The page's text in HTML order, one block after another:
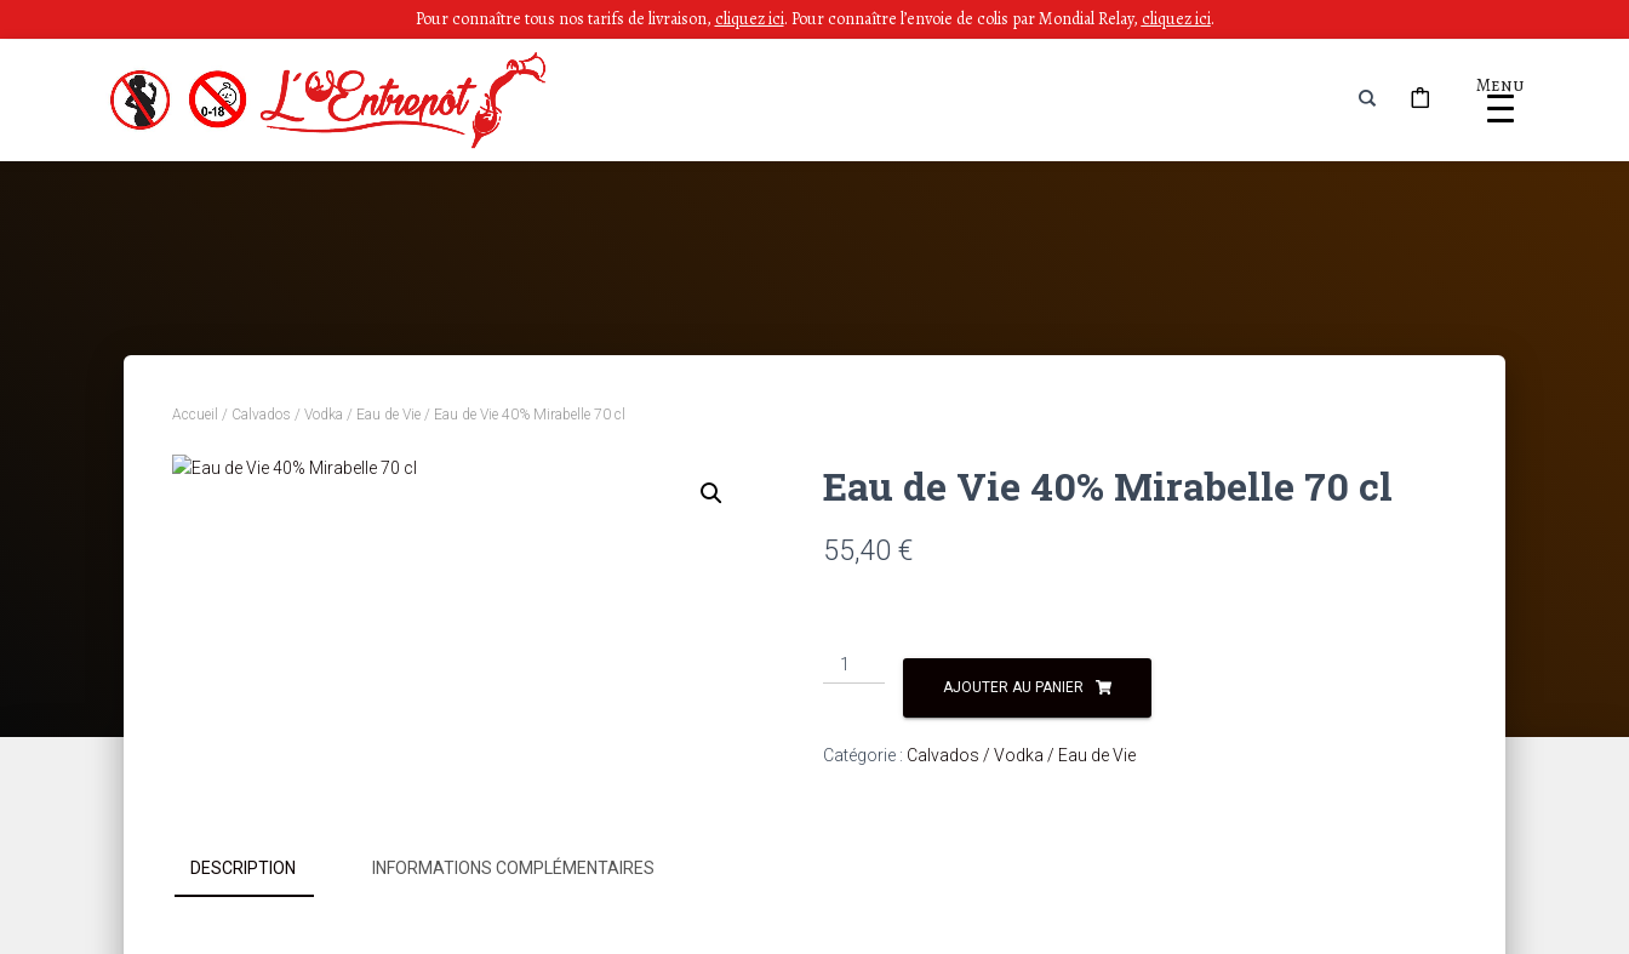
Pour connaître tous nos tarifs de livraison, cliquez ici. Pour connaître l’envoie de colis par Mondial Relay, cliquez ici.
Menu
Accueil / Calvados / Vodka / Eau de Vie / Eau de Vie 40% Mirabelle 70 cl
Eau de Vie 40% Mirabelle 70 cl
55,40 €
AJOUTER AU PANIER
Catégorie : Calvados / Vodka / Eau de Vie
DESCRIPTION INFORMATIONS COMPLÉMENTAIRES